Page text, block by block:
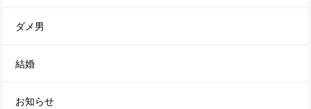
ダメ男
結婚
お知らせ